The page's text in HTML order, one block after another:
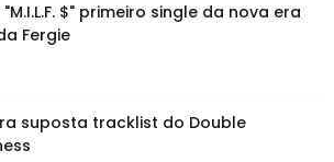
$" primeiro single da nova era
Fergie
suposta tracklist do Double